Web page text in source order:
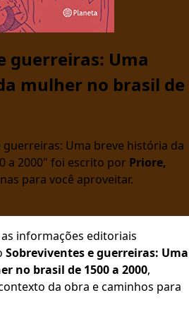
guerreiras: Uma
mulher no brasil de
Uma breve história da
a 2000" foi escrito por Priore,
para você aproveitar.
informações editoriais
Sobreviventes e guerreiras: Uma
no brasil de 1500 a 2000,
da obra e caminhos para